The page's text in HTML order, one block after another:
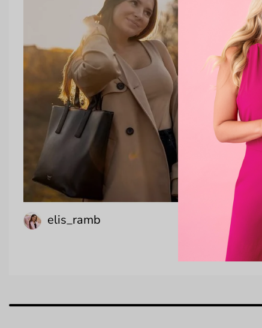
elis_ramb